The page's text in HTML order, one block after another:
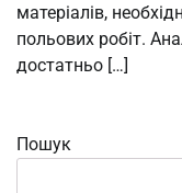
матеріалів,
польових робіт.
достатньо […]
Пошук